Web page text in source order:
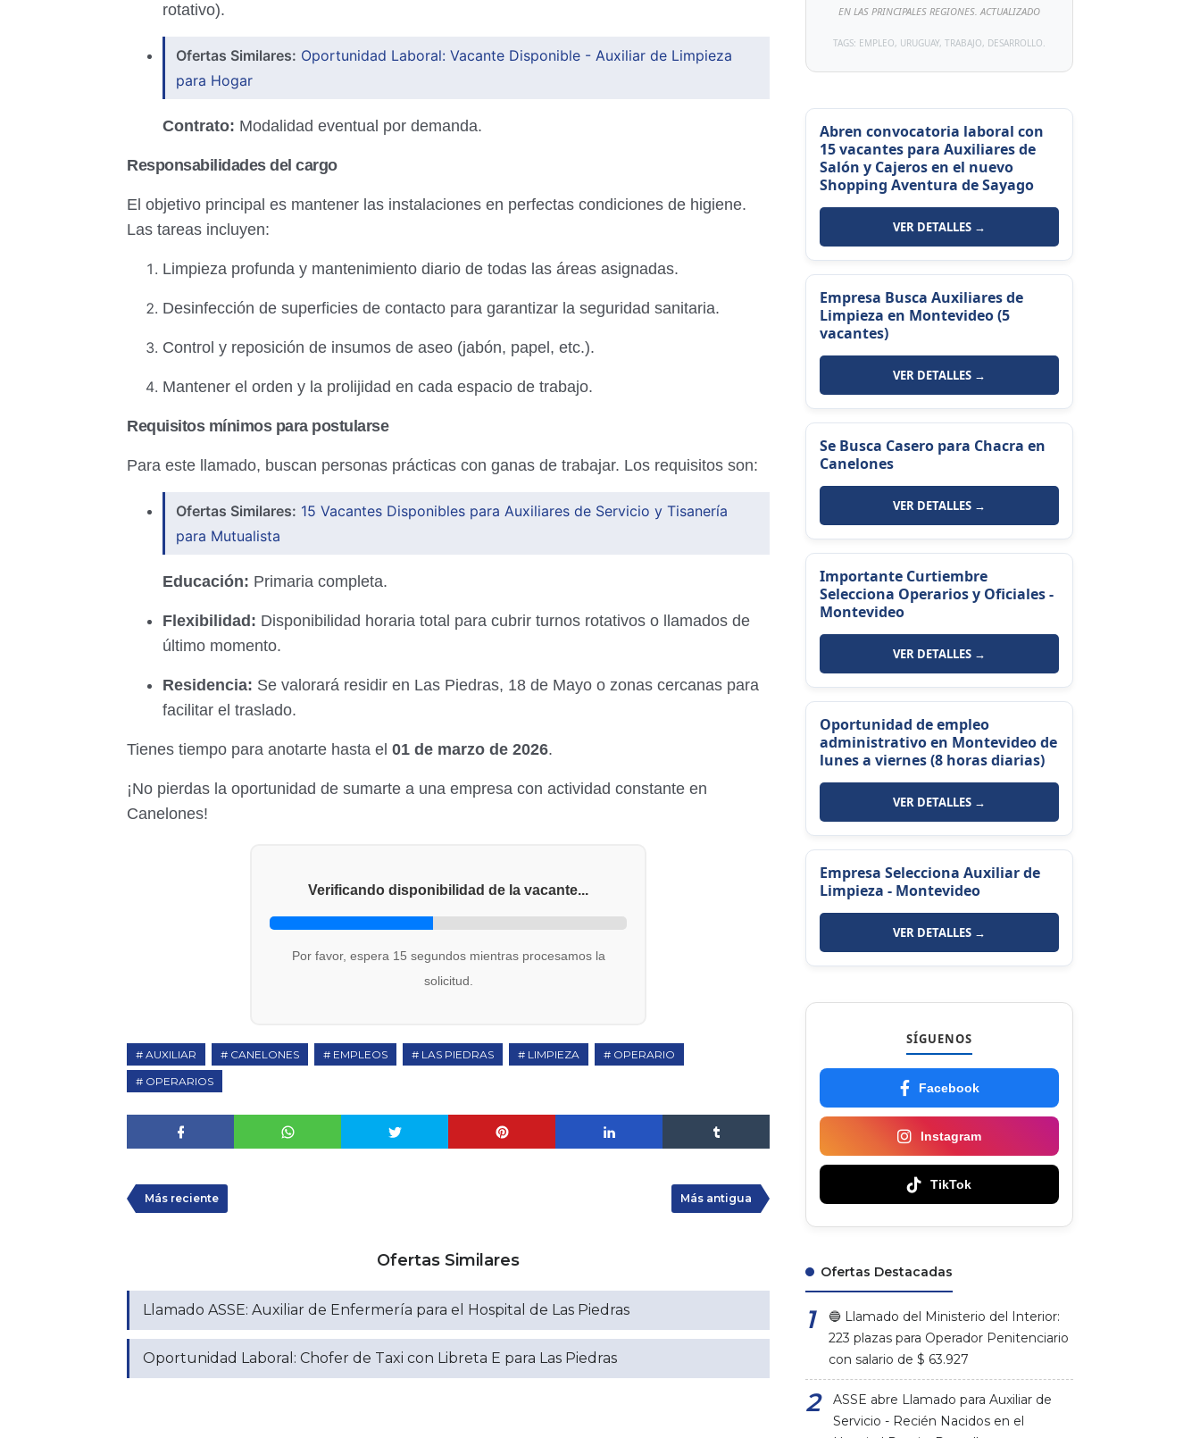
rotativo).
Ofertas Similares: Oportunidad Laboral: Vacante Disponible - Auxiliar de Limpieza
para Hogar
Contrato: Modalidad eventual por demanda.
Responsabilidades del cargo
El objetivo principal es mantener las instalaciones en perfectas condiciones de higiene.
Las tareas incluyen:
Limpieza profunda y mantenimiento diario de todas las áreas asignadas.
Desinfección de superficies de contacto para garantizar la seguridad sanitaria.
Control y reposición de insumos de aseo (jabón, papel, etc.).
Mantener el orden y la prolijidad en cada espacio de trabajo.
Requisitos mínimos para postularse
Para este llamado, buscan personas prácticas con ganas de trabajar. Los requisitos son:
Ofertas Similares: 15 Vacantes Disponibles para Auxiliares de Servicio y Tisanería
para Mutualista
Educación: Primaria completa.
Flexibilidad: Disponibilidad horaria total para cubrir turnos rotativos o llamados de
último momento.
Residencia: Se valorará residir en Las Piedras, 18 de Mayo o zonas cercanas para
facilitar el traslado.
Tienes tiempo para anotarte hasta el 01 de marzo de 2026.
¡No pierdas la oportunidad de sumarte a una empresa con actividad constante en
Canelones!
Verificando disponibilidad de la vacante...
Por favor, espera 15 segundos mientras procesamos la
solicitud.
AUXILIAR CANELONES EMPLEOS LAS PIEDRAS LIMPIEZA
OPERARIO
OPERARIOS
Más reciente Más antigua
Ofertas Similares
Llamado ASSE: Auxiliar de Enfermería para el Hospital de Las Piedras
Oportunidad Laboral: Chofer de Taxi con Libreta E para Las Piedras
EN LAS PRINCIPALES REGIONES. ACTUALIZADO
TAGS: EMPLEO, URUGUAY, TRABAJO, DESARROLLO.
Abren convocatoria laboral con
15 vacantes para Auxiliares de
Salón y Cajeros en el nuevo
Shopping Aventura de Sayago
VER DETALLES →
Empresa Busca Auxiliares de
Limpieza en Montevideo (5
vacantes)
VER DETALLES →
Se Busca Casero para Chacra en
Canelones
VER DETALLES →
Importante Curtiembre
Selecciona Operarios y Oficiales -
Montevideo
VER DETALLES →
Oportunidad de empleo
administrativo en Montevideo de
lunes a viernes (8 horas diarias)
VER DETALLES →
Empresa Selecciona Auxiliar de
Limpieza - Montevideo
VER DETALLES →
SÍGUENOS
Facebook
Instagram
TikTok
Ofertas Destacadas
🔵 Llamado del Ministerio del Interior:
223 plazas para Operador Penitenciario
con salario de $ 63.927
ASSE abre Llamado para Auxiliar de
Servicio - Recién Nacidos en el